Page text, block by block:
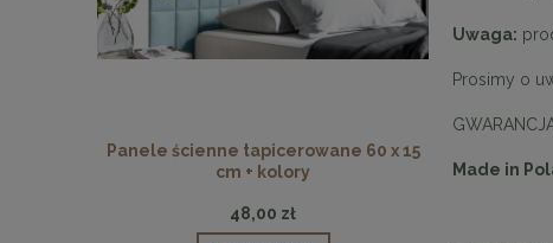
Panele ścienne tapicerowane 60 x 15
cm + kolory
48,00 zł
Uwaga:
Prosimy o
Made in